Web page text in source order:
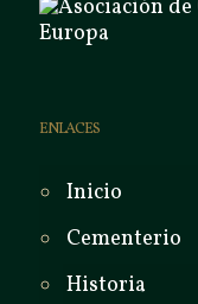
ENLACES
Inicio
Cementerio
Historia